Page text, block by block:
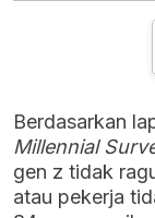
Berdasarkan
Millennial
gen z tidak
atau pekerja